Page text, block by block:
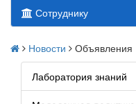
Сотруднику
Новости Объявления
Лаборатория знаний